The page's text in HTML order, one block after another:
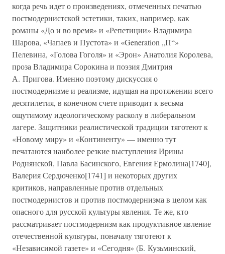
когда речь идет о произведениях, отмеченных печатью
постмодернистской эстетики, таких, например, как
романы «До и во время» и «Репетиции» Владимира
Шарова, «Чапаев и Пустота» и «Generation „П“»
Пелевина, «Голова Гоголя» и «Эрон» Анатолия Королева,
проза Владимира Сорокина и поэзия Дмитрия
А. Пригова. Именно поэтому дискуссия о
постмодернизме и реализме, идущая на протяжении всего
десятилетия, в конечном счете приводит к весьма
ощутимому идеологическому расколу в либеральном
лагере. Защитники реалистической традиции тяготеют к
«Новому миру» и «Континенту» — именно тут
печатаются наиболее резкие выступления Ирины
Роднянской, Павла Басинского, Евгения Ермолина[1740],
Валерия Сердюченко[1741] и некоторых других
критиков, направленные против отдельных
постмодернистов и против постмодернизма в целом как
опасного для русской культуры явления. Те же, кто
рассматривает постмодернизм как продуктивное явление
отечественной культуры, поначалу тяготеют к
«Независимой газете» и «Сегодня» (Б. Кузьминский,